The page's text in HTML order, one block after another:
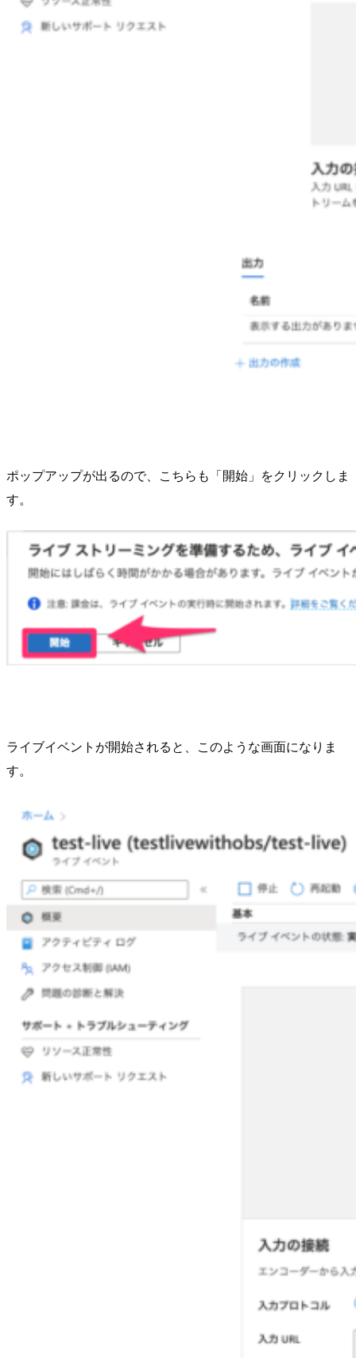
ポップアップが出るので、こちらも「開始」をクリックしま
す。
ライブイベントが開始されると、このような画面になりま
す。